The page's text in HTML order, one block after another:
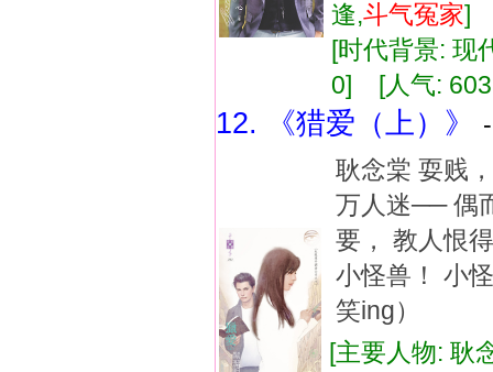
逢,斗气冤家
[时代背景:
0] [人气:
12. 《猎爱（上）》
耿念棠 耍贱
万人迷── 偶
要， 教人恨
小怪兽！ 小
笑ing）
[主要人物: